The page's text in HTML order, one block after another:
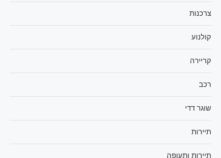
צרכנות
קולנוע
קריירה
רכב
שוגר דדי
תיירות
תיירות ותעופה